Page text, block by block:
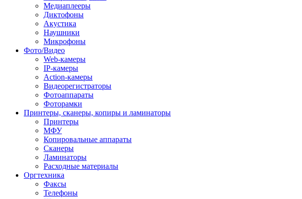
Медиаплееры
Диктофоны
Акустика
Наушники
Микрофоны
Фото/Видео
Web-камеры
IP-камеры
Action-камеры
Видеорегистраторы
Фотоаппараты
Фоторамки
Принтеры, сканеры, копиры и ламинаторы
Принтеры
МФУ
Копировальные аппараты
Сканеры
Ламинаторы
Расходные материалы
Оргтехника
Факсы
Телефоны